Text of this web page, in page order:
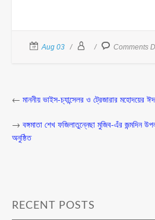
Aug 03 Comments
← মাননীয় ভাইস-চ্যান্সেলর ও ট্রেজারার মহোদয়ের
→ বঙ্গমাতা শেখ ফজিলাতুন্নেছা মুজিব-এঁর জন্মদিন
অনুষ্ঠিত
RECENT POSTS